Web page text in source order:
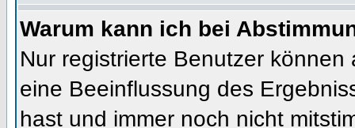
Warum kann ich bei
Nur registrierte Benutzer
eine Beeinflussung des
hast und immer noch nicht